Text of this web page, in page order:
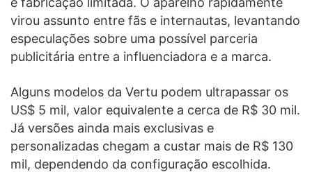
virou assunto entre fãs e internautas, levantando
especulações sobre uma possível parceria
publicitária entre a influenciadora e a marca.
Alguns modelos da Vertu podem ultrapassar os
US$ 5 mil, valor equivalente a cerca de R$ 30 mil.
Já versões ainda mais exclusivas e
personalizadas chegam a custar mais de R$ 130
mil, dependendo da configuração escolhida.